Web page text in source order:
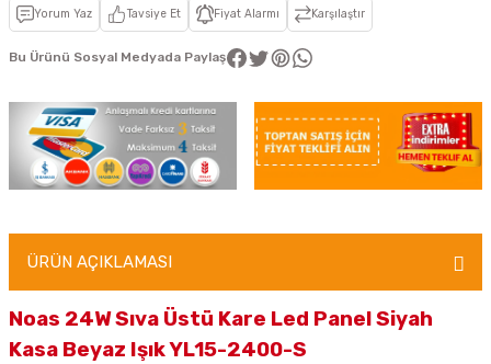
Yorum Yaz Tavsiye Et Fiyat Alarmı Karşılaştır
Bu Ürünü Sosyal Medyada Paylaş
ÜRÜN AÇIKLAMASI
Noas 24W Sıva Üstü Kare Led Panel Siyah
Kasa Beyaz Işık YL15-2400-S